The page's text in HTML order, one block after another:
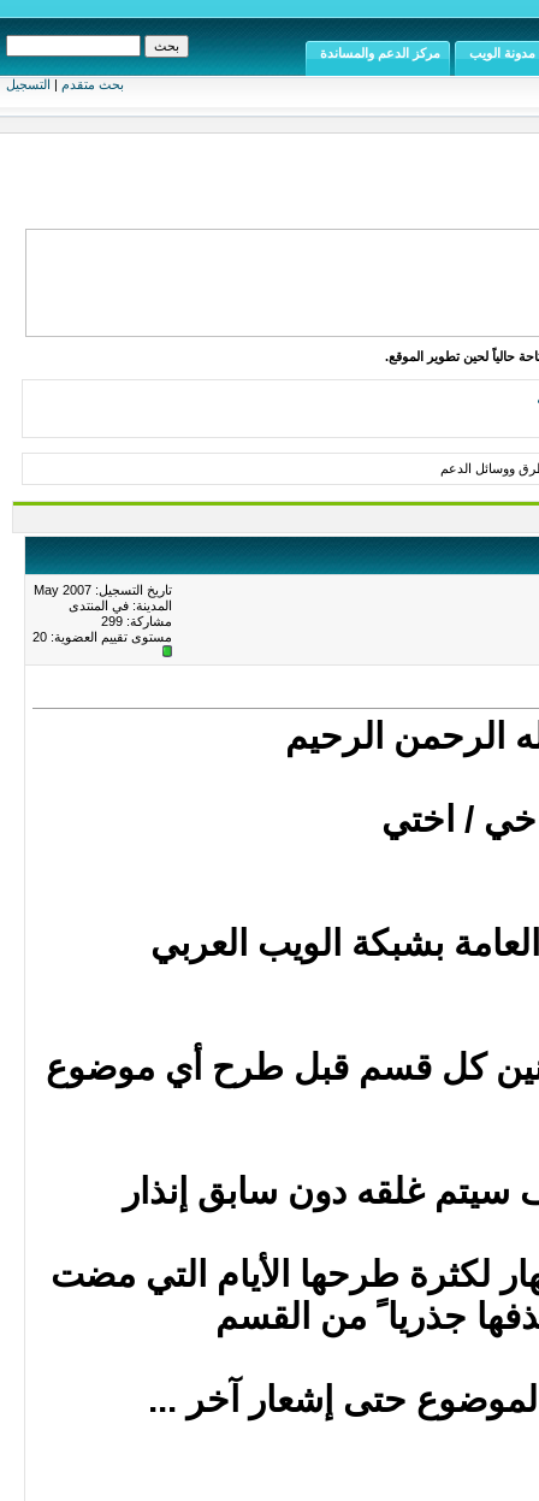
بحث متقدم | التسجيل
مدونة الويب مركز الدعم والمساندة
حالياً لحين تطوير الموقع.
ووسائل الدعم
تاريخ التسجيل: May 2007
المدينة: في المنتدى
مشاركة: 299
مستوى تقييم العضوية: 20
الرحمن الرحيم
/ اختي
بشبكة الويب العربي
كل قسم قبل طرح أي موضوع
غلقه دون سابق إنذار
لكثرة طرحها الأيام التي مضت
جذريا ً من القسم
حتى إشعار آخر ...